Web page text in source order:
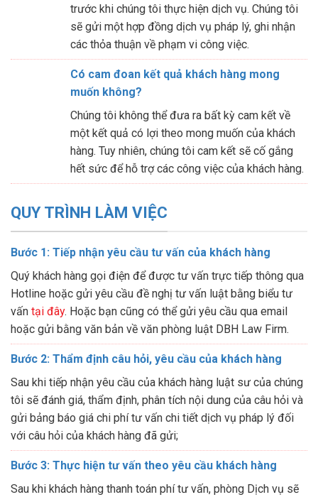
trước khi chúng tôi thực hiện dịch vụ. Chúng tôi
sẽ gửi một hợp đồng dịch vụ pháp lý, ghi nhận
các thỏa thuận về phạm vi công việc.
Có cam đoan kết quả khách hàng mong
muốn không?
Chúng tôi không thể đưa ra bất kỳ cam kết về
một kết quả có lợi theo mong muốn của khách
hàng. Tuy nhiên, chúng tôi cam kết sẽ cố gắng
hết sức để hỗ trợ các công việc của khách hàng.
QUY TRÌNH LÀM VIỆC
Bước 1: Tiếp nhận yêu cầu tư vấn của khách hàng
Quý khách hàng gọi điện để được tư vấn trực tiếp thông qua
Hotline hoặc gửi yêu cầu đề nghị tư vấn luật bằng biểu tư
vấn tại đây. Hoặc bạn cũng có thể gửi yêu cầu qua email
hoặc gửi bằng văn bản về văn phòng luật DBH Law Firm.
Bước 2: Thẩm định câu hỏi, yêu cầu của khách hàng
Sau khi tiếp nhận yêu cầu của khách hàng luật sư của chúng
tôi sẽ đánh giá, thẩm định, phân tích nội dung của câu hỏi và
gửi bảng báo giá chi phí tư vấn chi tiết dịch vụ pháp lý đối
với câu hỏi của khách hàng đã gửi;
Bước 3: Thực hiện tư vấn theo yêu cầu khách hàng
Sau khi khách hàng thanh toán phí tư vấn, phòng Dịch vụ sẽ